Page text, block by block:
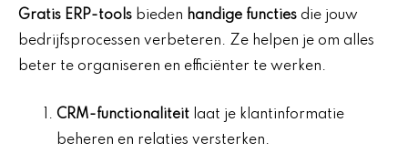
Gratis ERP-tools bieden handige functies die jouw
bedrijfsprocessen verbeteren. Ze helpen je om alles
beter te organiseren en efficiënter te werken.
CRM-functionaliteit laat je klantinformatie
beheren en relaties versterken.